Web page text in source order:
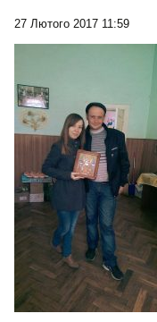
27 Лютого 2017 11:59